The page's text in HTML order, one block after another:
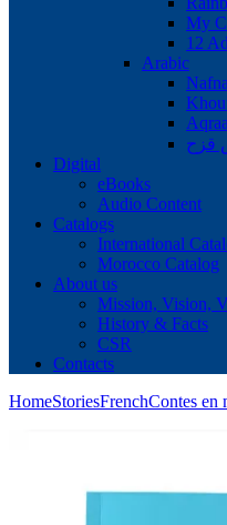
My
12
Arabic
قزح
Digital
eBooks
Audio Content
Catalogs
International
Morocco Catalog
About us
Mission, Vision,
History & Facts
CSR
Contacts
HomeStoriesFrenchContes en